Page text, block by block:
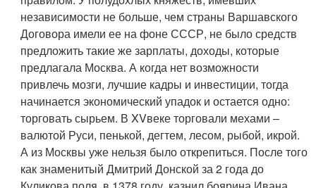
независимости не больше, чем страны Варшавского
Договора имели ее на фоне СССР, не было средств
предложить такие же зарплаты, доходы, которые
предлагала Москва. А когда нет возможности
привлечь мозги, лучшие кадры и инвестиции, тогда
начинается экономический упадок и остается одно:
торговать сырьем. В XVвеке торговали мехами –
валютой Руси, пенькой, дегтем, лесом, рыбой, икрой.
А из Москвы уже нельзя было открепиться. После того
как знаменитый Дмитрий Донской за 2 года до